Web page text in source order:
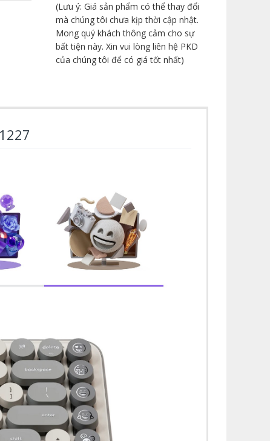
(Lưu ý: Giá sản phẩm có thể thay đổi
mà chúng tôi chưa kịp thời cập nhật.
Mong quý khách thông cảm cho sự
bất tiện này. Xin vui lòng liên hệ PKD
của chúng tôi để có giá tốt nhất)